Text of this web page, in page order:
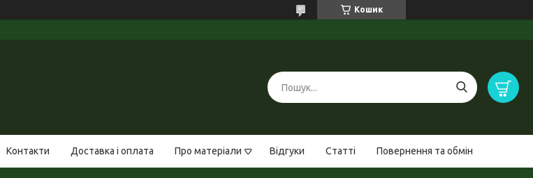
Кошик
Контакти Доставка і оплата Про матеріали Відгуки Статті Повернення та обмін